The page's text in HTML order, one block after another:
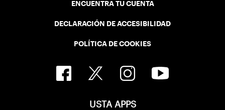
ENCUENTRA TU CUENTA
DECLARACIÓN DE ACCESIBILIDAD
POLÍTICA DE COOKIES
USTA APPS